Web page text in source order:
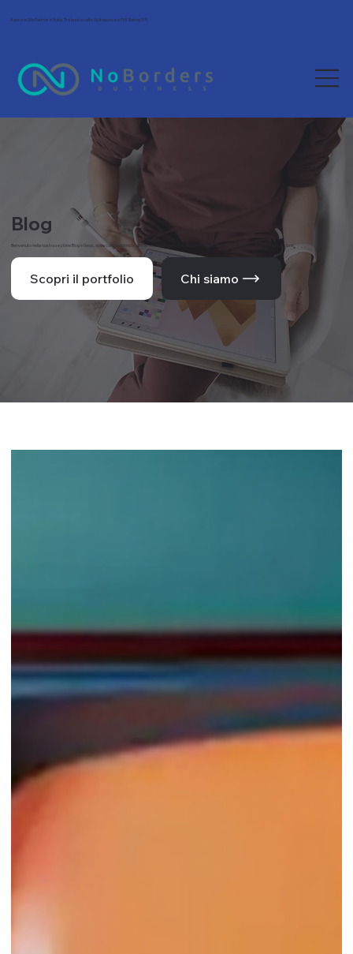
Agenzia Wix Partner in Italia. Tra le più scelte da freelance e PMI. Rating 5/5.
Blog
Benvenuto nella nostra sezione Blog e News, dove condividiamo le ultime novità, tendenze e approfondimenti dal mondo del web e della comunicazione.
Scopri il portfolio Chi siamo